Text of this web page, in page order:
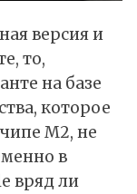
версия и
то,
на базе
которое
M2, не
в
вряд ли